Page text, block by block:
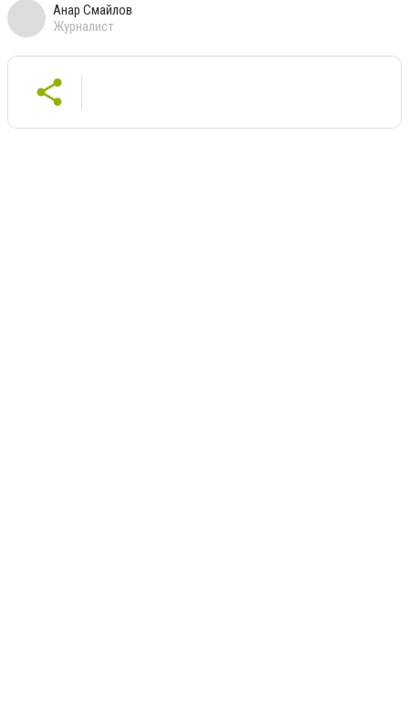
Анар Смайлов
Журналист